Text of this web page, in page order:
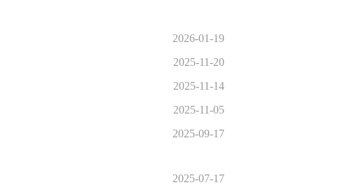
2026-01-19
2025-11-20
2025-11-14
2025-11-05
2025-09-17
2025-07-17